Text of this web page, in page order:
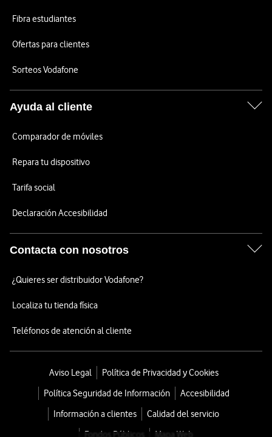
Fibra estudiantes
Ofertas para clientes
Sorteos Vodafone
Ayuda al cliente
Comparador de móviles
Repara tu dispositivo
Tarifa social
Declaración Accesibilidad
Contacta con nosotros
¿Quieres ser distribuidor Vodafone?
Localiza tu tienda física
Teléfonos de atención al cliente
Aviso Legal
Política de Privacidad y Cookies
Política Seguridad de Información
Accesibilidad
Información a clientes
Calidad del servicio
Fondos Públicos
Mapa Web